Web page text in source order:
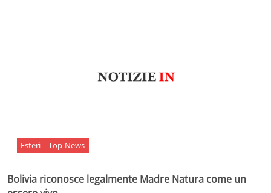
Esteri Top-News
Bolivia riconosce legalmente Madre Natura come un